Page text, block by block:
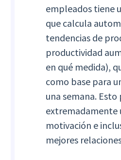
empleados tiene
que calcula
tendencias de
productividad
en qué medida),
como base para
una semana.
extremadamente
motivación e
mejores